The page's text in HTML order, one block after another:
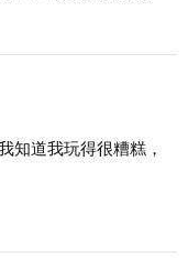
知道我玩得很糟糕，